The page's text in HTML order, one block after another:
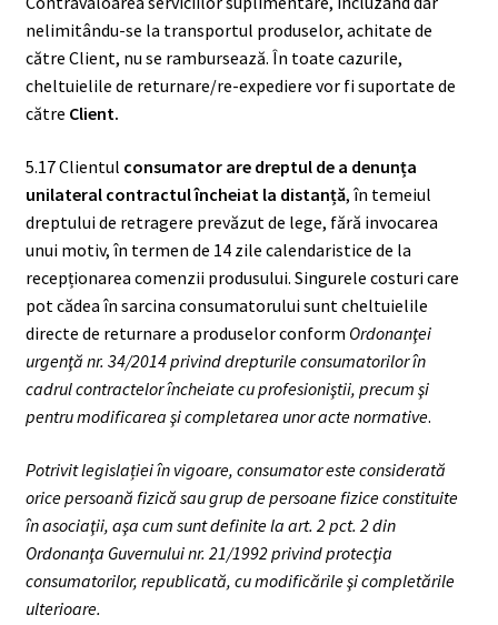
nelimitându-se la transportul produselor, achitate de
către Client, nu se rambursează. În toate cazurile,
cheltuielile de returnare/re-expediere vor fi suportate de
către Client.
5.17 Clientul consumator are dreptul de a denunța
unilateral contractul încheiat la distanță, în temeiul
dreptului de retragere prevăzut de lege, fără invocarea
unui motiv, în termen de 14 zile calendaristice de la
recepționarea comenzii produsului. Singurele costuri care
pot cădea în sarcina consumatorului sunt cheltuielile
directe de returnare a produselor conform Ordonanţei
urgenţă nr. 34/2014 privind drepturile consumatorilor în
cadrul contractelor încheiate cu profesioniştii, precum şi
pentru modificarea şi completarea unor acte normative.
Potrivit legislației în vigoare, consumator este considerată
orice persoană fizică sau grup de persoane fizice constituite
în asociaţii, aşa cum sunt definite la art. 2 pct. 2 din
Ordonanţa Guvernului nr. 21/1992 privind protecţia
consumatorilor, republicată, cu modificările şi completările
ulterioare.